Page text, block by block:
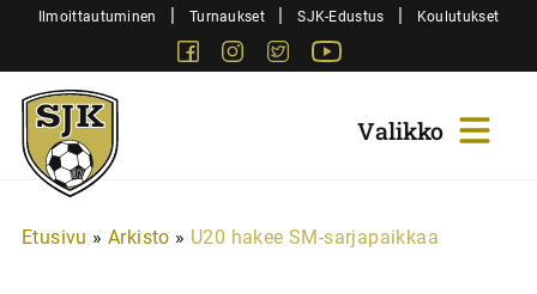
SiirryIlmoittautuminen | Turnaukset | SJK-Edustus | Koulutukset
FacebookInstagram
Twitter
Sjk-
Juniorit
Etusivu » Arkisto » U20 hakee SM-sarjapaikkaa